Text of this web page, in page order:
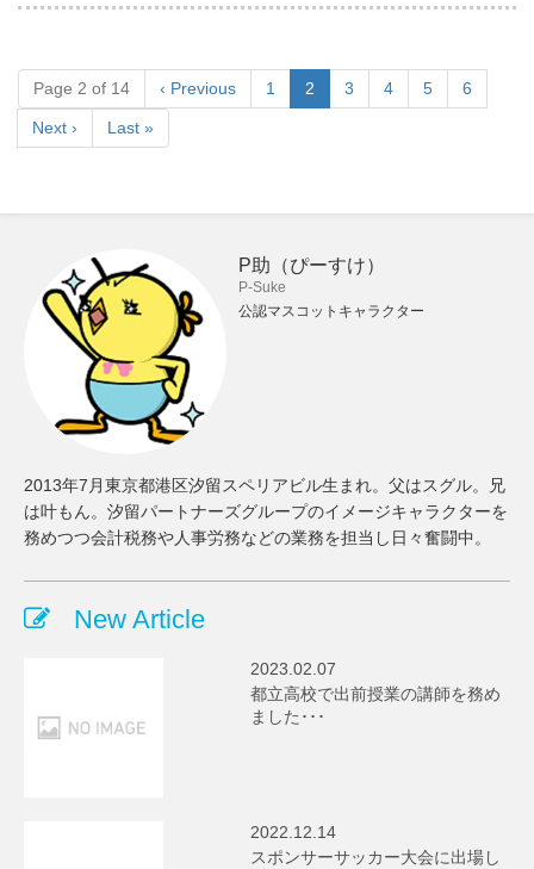
Page 2 of 14 ‹ Previous 1 2 3 4 5 6
Next › Last »
P助（ぴーすけ）
P-Suke
公認マスコットキャラクター
2013年7月東京都港区汐留スペリアビル生まれ。父はスグル。兄
は叶もん。汐留パートナーズグループのイメージキャラクターを
務めつつ会計税務や人事労務などの業務を担当し日々奮闘中。
New Article
2023.02.07
都立高校で出前授業の講師を務め
ました･･･
2022.12.14
スポンサーサッカー大会に出場し